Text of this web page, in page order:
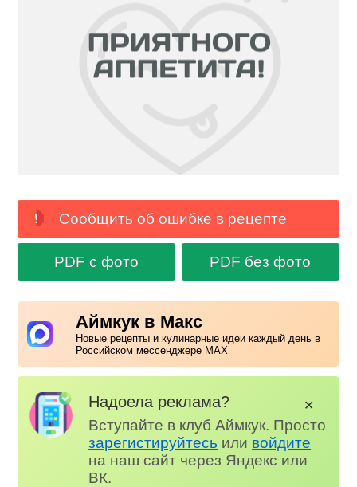
Сообщить об ошибке в рецепте
PDF с фото PDF без фото
Аймкук в Макс
Новые рецепты и кулинарные идеи каждый день в
Российском мессенджере MAX
Надоела реклама?
Вступайте в клуб Аймкук. Просто
зарегистируйтесь или войдите
на наш сайт через Яндекс или
ВК.
✕